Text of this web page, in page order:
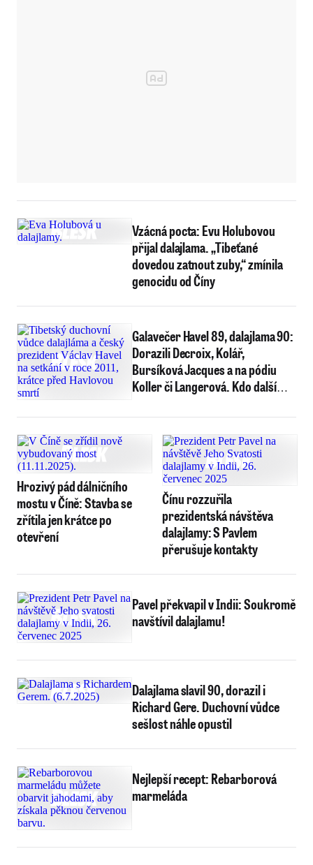
Vzácná pocta: Evu Holubovou
přijal dalajlama. „Tibeťané
dovedou zatnout zuby,“ zmínila
genocidu od Číny
Galavečer Havel 89, dalajlama 90:
Dorazili Decroix, Kolář,
Bursíková Jacques a na pódiu
Koller či Langerová. Kdo další
Hrozivý pád dálničního
mostu v Číně: Stavba se
zřítila jen krátce po
otevření
Čínu rozzuřila
prezidentská návštěva
dalajlamy: S Pavlem
přerušuje kontakty
Pavel překvapil v Indii: Soukromě
navštívil dalajlamu!
Dalajlama slavil 90, dorazil i
Richard Gere. Duchovní vůdce
sešlost náhle opustil
Nejlepší recept: Rebarborová
marmeláda